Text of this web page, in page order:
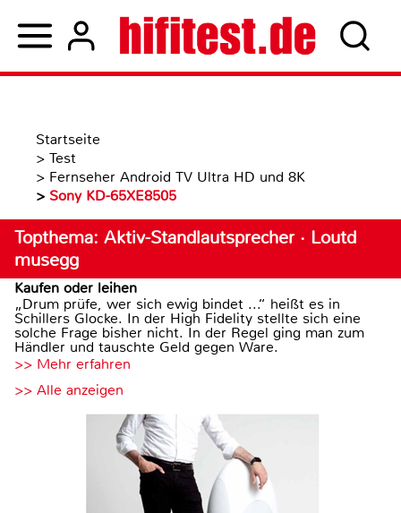
Startseite
> Test
> Fernseher Android TV Ultra HD und 8K
> Sony KD-65XE8505
Topthema: Aktiv-Standlautsprecher · Loutd
musegg
Kaufen oder leihen
„Drum prüfe, wer sich ewig bindet ...“ heißt es in
Schillers Glocke. In der High Fidelity stellte sich eine
solche Frage bisher nicht. In der Regel ging man zum
Händler und tauschte Geld gegen Ware.
>> Mehr erfahren
>> Alle anzeigen